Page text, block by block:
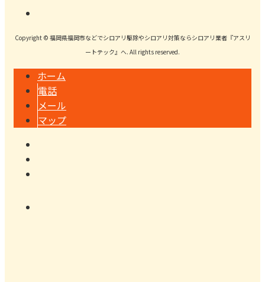
Copyright © 福岡県福岡市などでシロアリ駆除やシロアリ対策ならシロアリ業者『アスリ
ートテック』へ. All rights reserved.
ホーム
電話
メール
マップ